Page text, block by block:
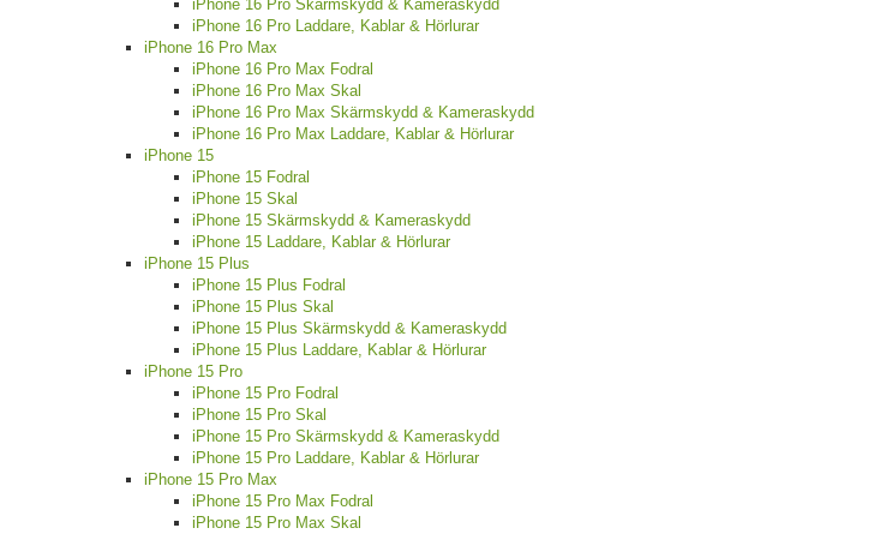
iPhone 16 Pro Skärmskydd & Kameraskydd
iPhone 16 Pro Laddare, Kablar & Hörlurar
iPhone 16 Pro Max
iPhone 16 Pro Max Fodral
iPhone 16 Pro Max Skal
iPhone 16 Pro Max Skärmskydd & Kameraskydd
iPhone 16 Pro Max Laddare, Kablar & Hörlurar
iPhone 15
iPhone 15 Fodral
iPhone 15 Skal
iPhone 15 Skärmskydd & Kameraskydd
iPhone 15 Laddare, Kablar & Hörlurar
iPhone 15 Plus
iPhone 15 Plus Fodral
iPhone 15 Plus Skal
iPhone 15 Plus Skärmskydd & Kameraskydd
iPhone 15 Plus Laddare, Kablar & Hörlurar
iPhone 15 Pro
iPhone 15 Pro Fodral
iPhone 15 Pro Skal
iPhone 15 Pro Skärmskydd & Kameraskydd
iPhone 15 Pro Laddare, Kablar & Hörlurar
iPhone 15 Pro Max
iPhone 15 Pro Max Fodral
iPhone 15 Pro Max Skal